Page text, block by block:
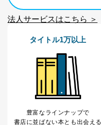
法人サービスはこちら ＞
タイトル1万以上
豊富なラインナップで
書店に並ばない本とも出会える